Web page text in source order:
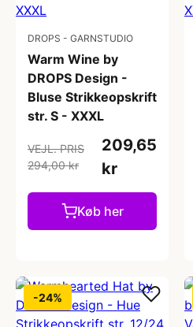
DROPS - GARNSTUDIO
Warm Wine by
DROPS Design -
Bluse Strikkeopskrift
str. S - XXXL
VEJL. PRIS
294,00 kr
209,65
kr
Køb her
-24%